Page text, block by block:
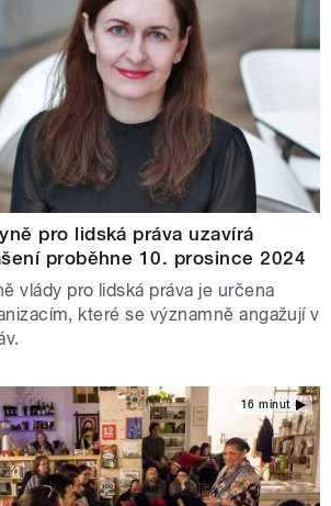
pro lidská práva uzavírá
proběhne 10. prosince 2024
vlády pro lidská práva je určena
které se významně angažují v
16 minut